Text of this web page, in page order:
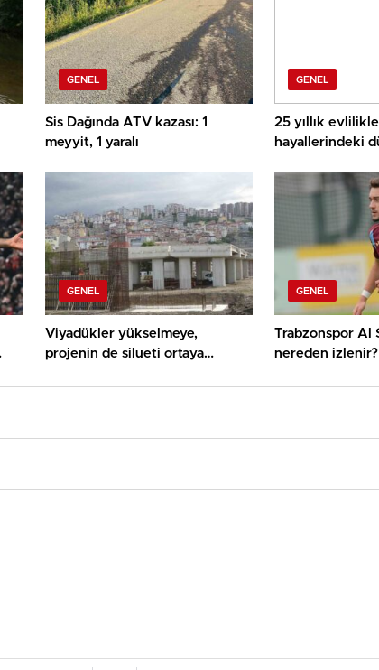
GENEL
Sis Dağında ATV kazası: 1
meyyit, 1 yaralı
GENEL
25 yıllık
hayallerindeki
GENEL
Viyadükler yükselmeye,
projenin de silueti ortaya
GENEL
Trabzonspor Al
nereden